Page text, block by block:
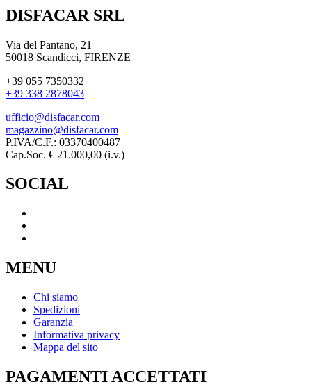
DISFACAR SRL
Via del Pantano, 21
50018 Scandicci, FIRENZE
+39 055 7350332
+39 338 2878043
ufficio@disfacar.com
magazzino@disfacar.com
P.IVA/C.F.: 03370400487
Cap.Soc. € 21.000,00 (i.v.)
SOCIAL
MENU
Chi siamo
Spedizioni
Garanzia
Informativa privacy
Mappa del sito
PAGAMENTI ACCETTATI